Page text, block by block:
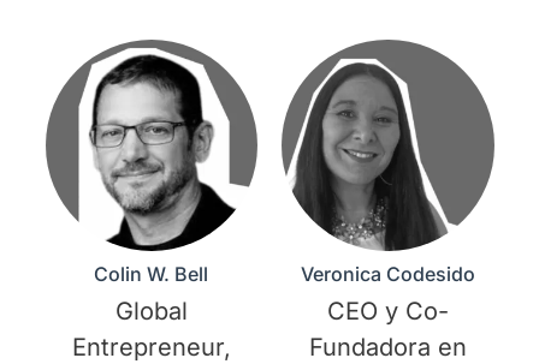
Colin W. Bell
Global
Entrepreneur,
Veronica Codesido
CEO y Co-
Fundadora en